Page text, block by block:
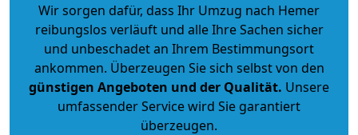
Wir sorgen dafür, dass Ihr Umzug nach Hemer
reibungslos verläuft und alle Ihre Sachen sicher
und unbeschadet an Ihrem Bestimmungsort
ankommen. Überzeugen Sie sich selbst von den
günstigen Angeboten und der Qualität. Unsere
umfassender Service wird Sie garantiert
überzeugen.